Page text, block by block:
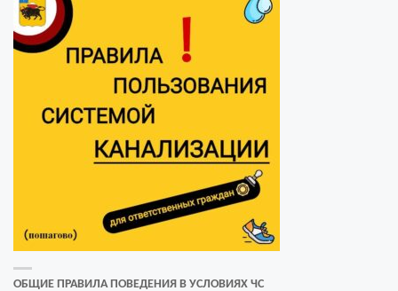
ОБЩИЕ ПРАВИЛА ПОВЕДЕНИЯ В УСЛОВИЯХ ЧС